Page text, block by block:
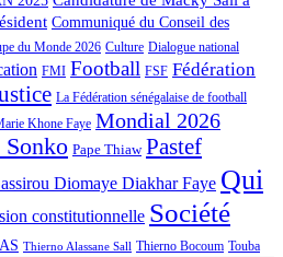
Communiqué du Conseil des
du Monde 2026 Culture Dialogue national
FMI Football FSF Fédération
La Fédération sénégalaise de football
Khone Faye Mondial 2026
Sonko Pape Thiaw Pastef
Diomaye Diakhar Faye Qui
constitutionnelle Société
Thierno Alassane Sall Thierno Bocoum Touba